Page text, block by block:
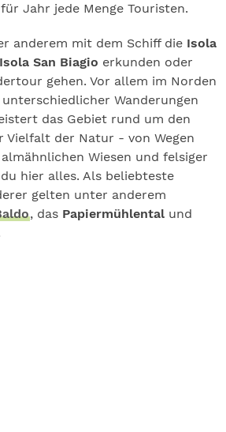
Jahr jede Menge Touristen.
anderem mit dem Schiff die Isola
Isola San Biagio erkunden oder
gehen. Vor allem im Norden
Wanderungen
das Gebiet rund um den
Vielfalt der Natur - von Wegen
Wiesen und felsiger
hier alles. Als beliebteste
gelten unter anderem
, das Papiermühlental und